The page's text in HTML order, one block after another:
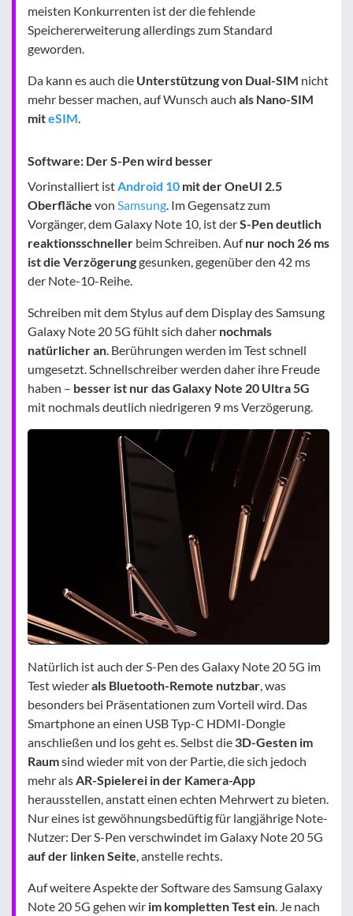
meisten Konkurrenten ist der die fehlende
Speichererweiterung allerdings zum Standard
geworden.
Da kann es auch die Unterstützung von Dual-SIM nicht
mehr besser machen, auf Wunsch auch als Nano-SIM
miteSIM
Software: Der S-Pen wird besser
Vorinstalliert ist Android 10 mit der OneUI 2.5
Oberfläche von Samsung . Im Gegensatz zum
Vorgänger, dem Galaxy Note 10, ist derS-Pen deutlich
reaktionsschneller beim Schreiben. Aufnur noch 26 ms
ist die Verzögerunggesunken, gegenüber den 42 ms
der Note-10-Reihe.
Schreiben mit dem Stylus auf dem Display des Samsung
Galaxy Note 20 5G fühlt sich daher nochmals
natürlicher an . Berührungen werden im Test schnell
umgesetzt. Schnellschreiber werden daher ihre Freude
haben – besser ist nur das Galaxy Note 20 Ultra 5G
mit nochmals deutlich niedrigeren 9 ms Verzögerung.
Natürlich ist auch der S-Pen des Galaxy Note 20 5G im
Test wiederals Bluetooth-Remote nutzbar, was
besonders bei Präsentationen zum Vorteil wird. Das
Smartphone an einen USB Typ-C HDMI-Dongle
anschließen und los geht es. Selbst die 3D-Gesten im
Raumsind wieder mit von der Partie, die sich jedoch
mehr alsAR-Spielerei in der Kamera-App
herausstellen, anstatt einen echten Mehrwert zu bieten.
Nur eines ist gewöhnungsbedüftig für langjährige Note-
Nutzer: Der S-Pen verschwindet im Galaxy Note 20 5G
auf der linken Seite, anstelle rechts.
Auf weitere Aspekte der Software des Samsung Galaxy
Note 20 5G gehen wir im kompletten Test ein. Je nach